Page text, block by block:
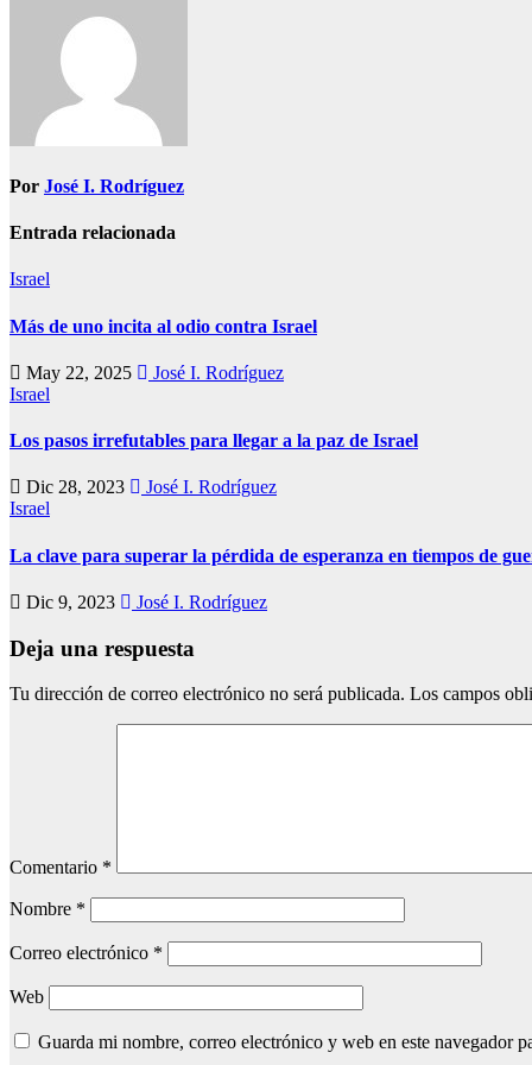
Por José I. Rodríguez
Entrada relacionada
Israel
Más de uno incita al odio contra Israel
May 22, 2025
José I. Rodríguez
Israel
Los pasos irrefutables para llegar a la paz de Israel
Dic 28, 2023
José I. Rodríguez
Israel
La clave para superar la pérdida de esperanza en tiempos de
Dic 9, 2023 José I. Rodríguez
Deja una respuesta
Tu dirección de correo electrónico no será publicada. Los campos
Comentario *
Nombre *
Correo electrónico *
Web
Guarda mi nombre, correo electrónico y web en este navegador